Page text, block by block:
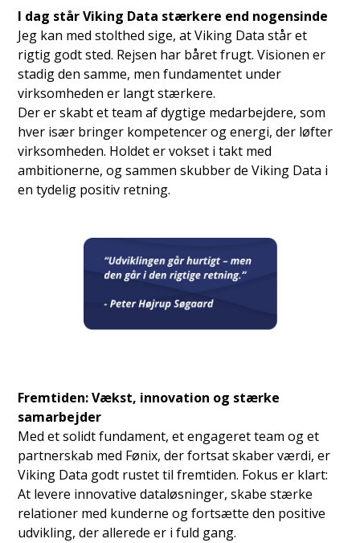
I dag står Viking Data stærkere end nogensinde
Jeg kan med stolthed sige, at Viking Data står et
rigtig godt sted. Rejsen har båret frugt. Visionen er
stadig den samme, men fundamentet under
virksomheden er langt stærkere.
Der er skabt et team af dygtige medarbejdere, som
hver især bringer kompetencer og energi, der løfter
virksomheden. Holdet er vokset i takt med
ambitionerne, og sammen skubber de Viking Data i
en tydelig positiv retning.
Fremtiden: Vækst, innovation og stærke
samarbejder
Med et solidt fundament, et engageret team og et
partnerskab med Fønix, der fortsat skaber værdi, er
Viking Data godt rustet til fremtiden. Fokus er klart:
At levere innovative dataløsninger, skabe stærke
relationer med kunderne og fortsætte den positive
udvikling, der allerede er i fuld gang.